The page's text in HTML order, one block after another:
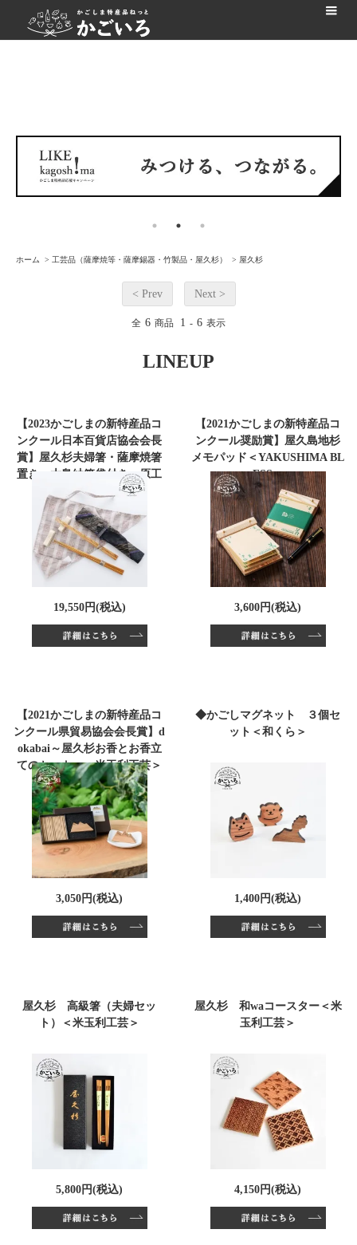
ホーム > 工芸品（薩摩焼等・薩摩錫器・竹製品・屋久杉） > 屋久杉
< Prev Next >
全 6 商品 1 - 6 表示
LINEUP
【2023かごしまの新特産品コ
ンクール日本百貨店協会会長
賞】屋久杉夫婦箸・薩摩焼箸
置き・大島紬箸袋付き＜原工
芸＞
19,550円(税込)
【2021かごしまの新特産品コ
ンクール奨励賞】屋久島地杉
メモパッド＜YAKUSHIMA BL
ESS＞
3,600円(税込)
【2021かごしまの新特産品コ
ンクール県貿易協会会長賞】d
okabai～屋久杉お香とお香立
てのセット～＜米玉利工芸＞
3,050円(税込)
◆かごしマグネット ３個セ
ット＜和くら＞
1,400円(税込)
屋久杉 高級箸（夫婦セッ
ト）＜米玉利工芸＞
5,800円(税込)
屋久杉 和waコースター＜米
玉利工芸＞
4,150円(税込)